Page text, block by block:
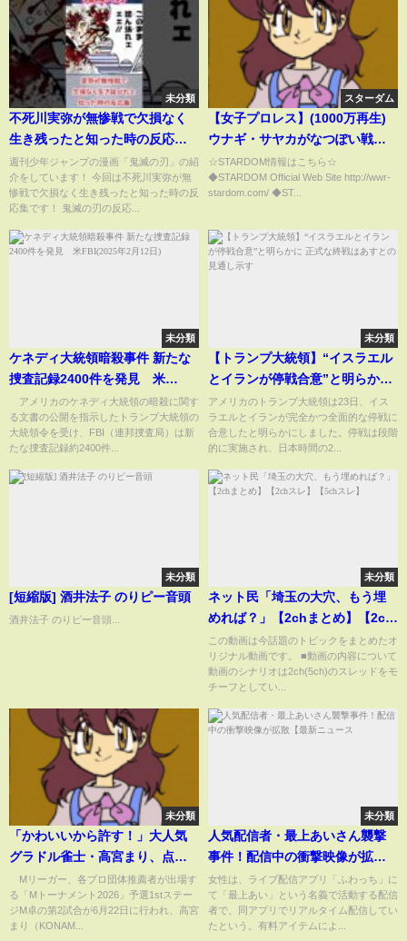
未分類
不死川実弥が無惨戦で欠損なく
生き残ったと知った時の反応集#
無限城編 #鬼滅の刃 #鬼滅の刃反
応集 #炭治郎 #不死川実弥 #柱稽
古編 #shorts
週刊少年ジャンプの漫画「鬼滅の刃」の紹
介をしています！ 今回は不死川実弥が無
惨戦で欠損なく生き残ったと知った時の反
応集です！ 鬼滅の刃の反応...
スターダム
【女子プロレス】(1000万再生)
ウナギ・サヤカがなつぽい戦で
ゴムパッチンを持ち込む【スタ
ーダム】
☆STARDOM情報はこちら☆
◆STARDOM Official Web Site http://wwr-
stardom.com/ ◆ST...
未分類
ケネディ大統領暗殺事件 新たな
捜査記録2400件を発見 米
FBI(2025年2月12日)
アメリカのケネディ大統領の暗殺に関す
る文書の公開を指示したトランプ大統領の
大統領令を受け、FBI（連邦捜査局）は新
たな捜査記録約2400件...
未分類
【トランプ大統領】“イスラエル
とイランが停戦合意”と明らかに
正式な終戦はあすとの見通し示
す
アメリカのトランプ大統領は23日、イス
ラエルとイランが完全かつ全面的な停戦に
合意したと明らかにしました。停戦は段階
的に実施され、日本時間の2...
未分類
[短縮版] 酒井法子 のりピー音頭
酒井法子 のりピー音頭...
未分類
ネット民「埼玉の大穴、もう埋
めれば？」【2chまとめ】【2ch
スレ】【5chスレ】
この動画は今話題のトピックをまとめたオ
リジナル動画です。 ■動画の内容について
動画のシナリオは2ch(5ch)のスレッドをモ
チーフとしてい...
未分類
「かわいいから許す！」大人気
グラドル雀士・高宮まり、点数
誤申告の瞬間に見せた“ごめんな
さいポーズ”が役満レベルの破壊
力「今の最高」/麻雀・Mトーナ
Mリーガー、各プロ団体推薦者が出場す
る「Mトーナメント2026」予選1stステー
ジM卓の第2試合が6月22日に行われ、高宮
まり（KONAM...
未分類
人気配信者・最上あいさん襲撃
事件！配信中の衝撃映像が拡散
【最新ニュース
女性は、ライブ配信アプリ「ふわっち」に
て「最上あい」という名義で活動する配信
者で、同アプリでリアルタイム配信してい
たという。有料アイテムによ...